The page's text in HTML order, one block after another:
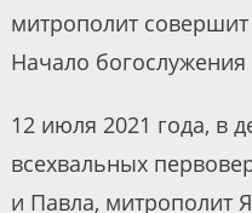
митрополит
Начало богослужения
12 июля 2021 года, в
всехвальных
и Павла, митрополит